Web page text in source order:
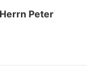
Peter